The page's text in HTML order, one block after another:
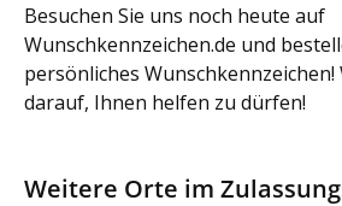
Besuchen Sie uns noch heute auf
Wunschkennzeichen.de und
persönliches
darauf, Ihnen helfen zu dürfen!
Weitere Orte im